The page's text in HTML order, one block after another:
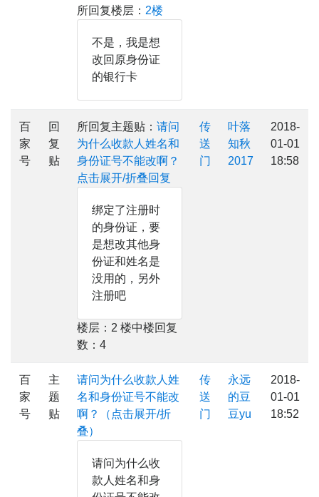
所回复楼层： 2楼
不是，我是想
改回原身份证
的银行卡
百
家
号
回
复
贴
所回复主题贴： 请问
为什么收款人姓名和
身份证号不能改啊？
点击展开/折叠回复
绑定了注册时
的身份证，要
是想改其他身
份证和姓名是
没用的，另外
注册吧
楼层：2 楼中楼回复
数：4
传
送
门
叶落
知秋
2017
2018-
01-01
18:58
百
家
号
主
题
贴
请问为什么收款人姓
名和身份证号不能改
啊？（点击展开/折
叠）
请问为什么收
款人姓名和身
传
送
门
永远
的豆
豆yu
2018-
01-01
18:52